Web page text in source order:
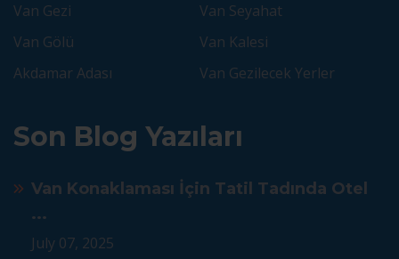
Van Gezi
Van Seyahat
Van Gölü
Van Kalesi
Akdamar Adası
Van Gezilecek Yerler
Son Blog Yazıları
Van Konaklaması İçin Tatil Tadında Otel
...
July 07, 2025